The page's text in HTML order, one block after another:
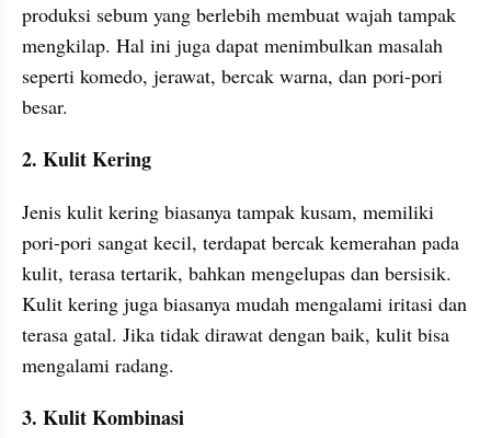
produksi sebum yang berlebih membuat wajah tampak
mengkilap. Hal ini juga dapat menimbulkan masalah
seperti komedo, jerawat, bercak warna, dan pori-pori
besar.
2. Kulit Kering
Jenis kulit kering biasanya tampak kusam, memiliki
pori-pori sangat kecil, terdapat bercak kemerahan pada
kulit, terasa tertarik, bahkan mengelupas dan bersisik.
Kulit kering juga biasanya mudah mengalami iritasi dan
terasa gatal. Jika tidak dirawat dengan baik, kulit bisa
mengalami radang.
3. Kulit Kombinasi